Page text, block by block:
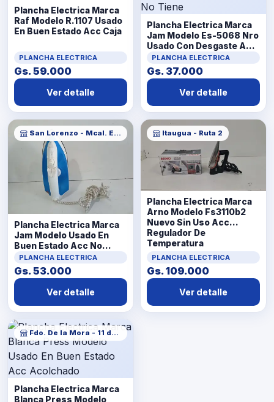
Plancha Electrica Marca
Raf Modelo R.1107 Usado
En Buen Estado Acc Caja
PLANCHA ELECTRICA
Gs. 59.000
Ver detalle
Plancha Electrica Marca
Jam Modelo Es-5068 Nro
Usado Con Desgaste Acc
No Tiene
PLANCHA ELECTRICA
Gs. 37.000
Ver detalle
San Lorenzo - Mcal. Estigarribia
Plancha Electrica Marca
Jam Modelo Usado En
Buen Estado Acc No
Tiene
PLANCHA ELECTRICA
Gs. 53.000
Ver detalle
Itaugua - Ruta 2
Plancha Electrica Marca
Arno Modelo Fs3110b2
Nuevo Sin Uso Acc
Regulador De
Temperatura
PLANCHA ELECTRICA
Gs. 109.000
Ver detalle
Fdo. De la Mora - 11 de Septiembre
Plancha Electrica Marca
Blanca Press Modelo